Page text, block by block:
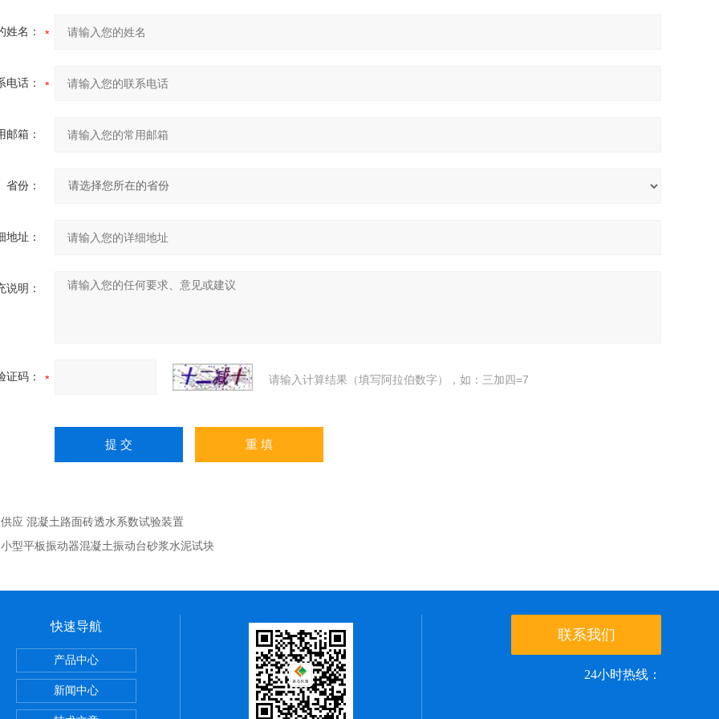
姓名：
电话：
邮箱：
省份：
地址：
说明：
证码： 请输入计算结果（填写阿拉伯数字），如：三加四=7
供应 混凝土路面砖透水系数试验装置
小型平板振动器混凝土振动台砂浆水泥试块
备
快速导航
产品中心
新闻中心
联系我们
24小时热线：